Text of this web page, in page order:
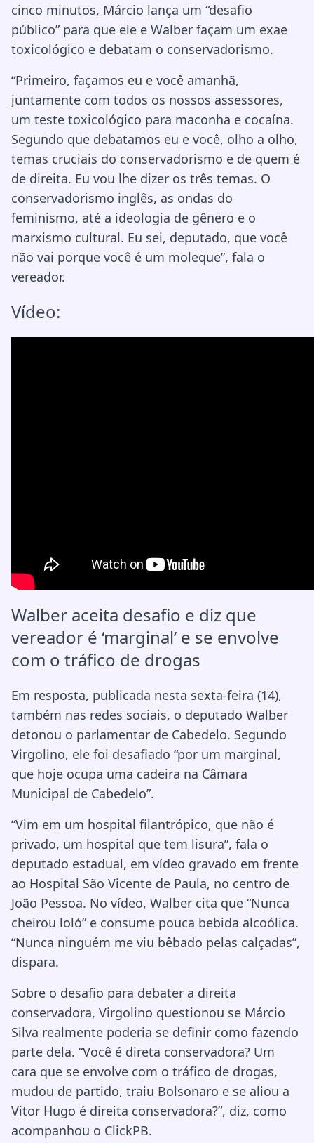
cinco minutos, Márcio lança um “desafio
público” para que ele e Walber façam um exae
toxicológico e debatam o conservadorismo.
“Primeiro, façamos eu e você amanhã,
juntamente com todos os nossos assessores,
um teste toxicológico para maconha e cocaína.
Segundo que debatamos eu e você, olho a olho,
temas cruciais do conservadorismo e de quem é
de direita. Eu vou lhe dizer os três temas. O
conservadorismo inglês, as ondas do
feminismo, até a ideologia de gênero e o
marxismo cultural. Eu sei, deputado, que você
não vai porque você é um moleque”, fala o
vereador.
Vídeo:
Walber aceita desafio e diz que
vereador é ‘marginal’ e se envolve
com o tráfico de drogas
Em resposta, publicada nesta sexta-feira (14),
também nas redes sociais, o deputado Walber
detonou o parlamentar de Cabedelo. Segundo
Virgolino, ele foi desafiado “por um marginal,
que hoje ocupa uma cadeira na Câmara
Municipal de Cabedelo”.
“Vim em um hospital filantrópico, que não é
privado, um hospital que tem lisura”, fala o
deputado estadual, em vídeo gravado em frente
ao Hospital São Vicente de Paula, no centro de
João Pessoa. No vídeo, Walber cita que “Nunca
cheirou loló” e consume pouca bebida alcoólica.
“Nunca ninguém me viu bêbado pelas calçadas”,
dispara.
Sobre o desafio para debater a direita
conservadora, Virgolino questionou se Márcio
Silva realmente poderia se definir como fazendo
parte dela. “Você é direta conservadora? Um
cara que se envolve com o tráfico de drogas,
mudou de partido, traiu Bolsonaro e se aliou a
Vitor Hugo é direita conservadora?”, diz, como
acompanhou o ClickPB.